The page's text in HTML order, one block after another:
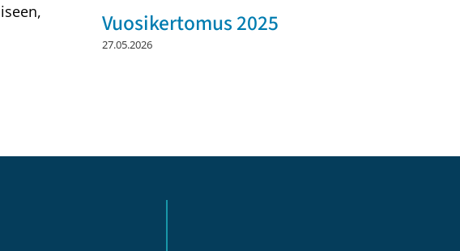
Vuosikertomus 2025
27.05.2026